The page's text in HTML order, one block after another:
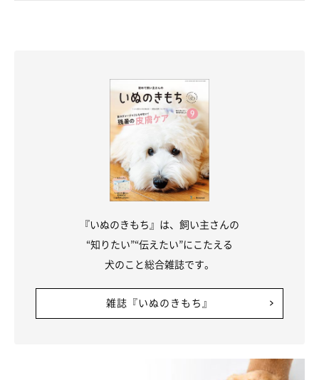
『いぬのきもち』は、飼い主さんの
“知りたい”“伝えたい”にこたえる
犬のこと総合雑誌です。
雑誌『いぬのきもち』